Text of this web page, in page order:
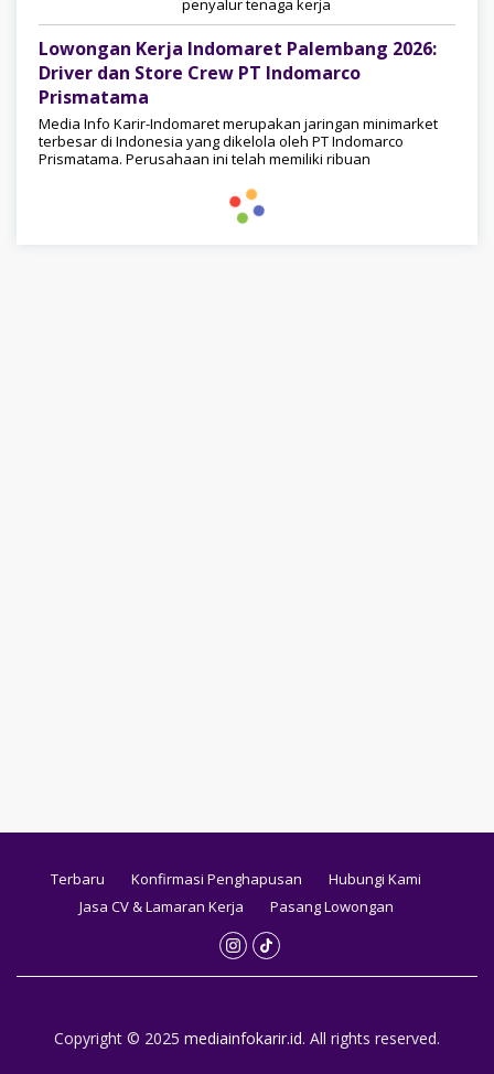
penyalur tenaga kerja
Lowongan Kerja Indomaret Palembang 2026:
Driver dan Store Crew PT Indomarco
Prismatama
Media Info Karir-Indomaret merupakan jaringan minimarket
terbesar di Indonesia yang dikelola oleh PT Indomarco
Prismatama. Perusahaan ini telah memiliki ribuan
Terbaru Konfirmasi Penghapusan
Hubungi Kami
Jasa CV & Lamaran Kerja
Pasang Lowongan
Copyright © 2025 mediainfokarir.id. All rights reserved.